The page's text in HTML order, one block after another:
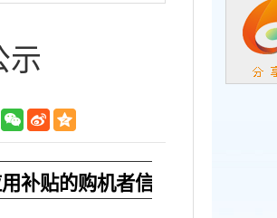
示
补贴的购机者信息表
政务微信